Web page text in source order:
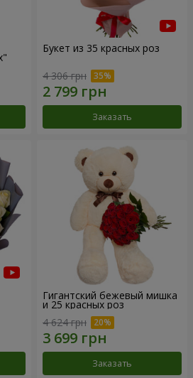
Букет из 35 красных роз
4 306 грн
Заказать
Гигантский бежевый мишка
и 25 красных роз
4 624 грн
Заказать